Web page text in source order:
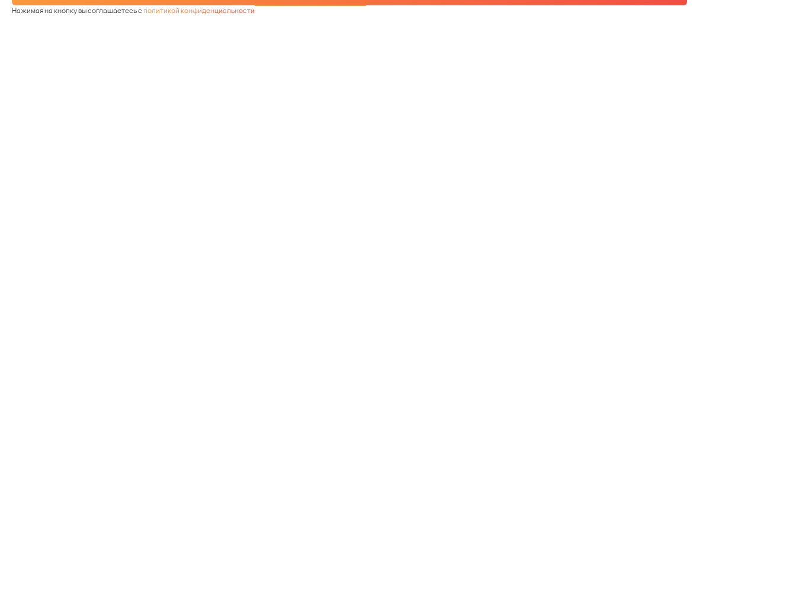
Нажимая на кнопку вы соглашаетесь сполитикой конфиденциальности